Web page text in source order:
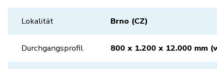
Lokalität Brno (CZ)
Durchgangsprofil 800 x 1.200 x 12.000 mm